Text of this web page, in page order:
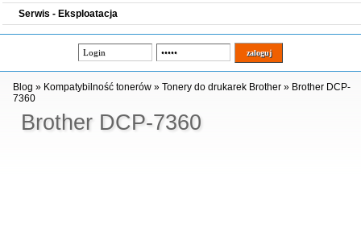
Serwis - Eksploatacja
Brother DCP-7360
Blog » Kompatybilność tonerów »Tonery do drukarek Brother » Brother DCP-
7360